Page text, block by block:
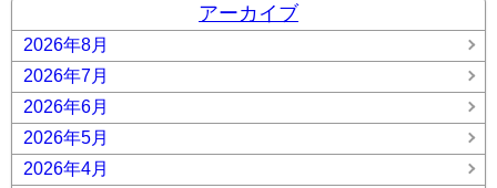
アーカイブ
2026年8月
2026年7月
2026年6月
2026年5月
2026年4月